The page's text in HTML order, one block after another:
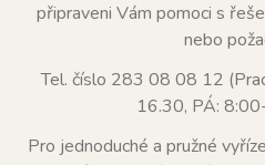
připraveni Vám pomoci s
nebo
Tel. číslo 283 08 08 12
16.30, PÁ:
Pro jednoduché a pružné